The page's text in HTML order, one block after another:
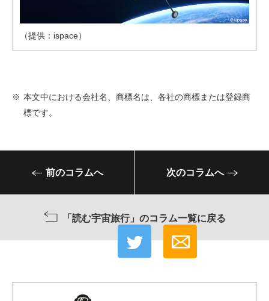
（提供：ispace）
※ 本文中における会社名、商標名は、各社の商標または登録商
標です。
前のコラムへ
「読む宇宙旅行」のコラム一覧に戻る
次のコラムへ